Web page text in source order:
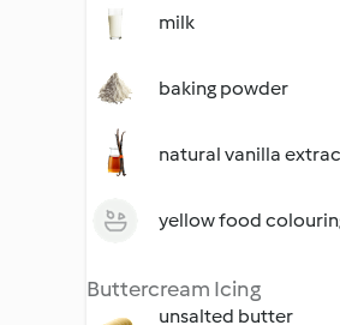
milk
baking powder
natural vanilla
yellow food
Buttercream Icing
unsalted butter